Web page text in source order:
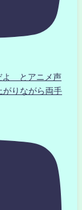
よ とアニメ声
りながら両手